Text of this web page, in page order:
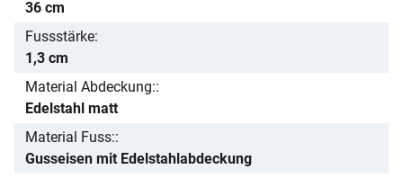
36 cm
Fussstärke
1,3 cm
Material Abdeckung:
Edelstahl matt
Material Fuss:
Gusseisen mit Edelstahlabdeckung